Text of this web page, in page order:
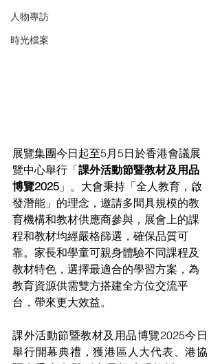
人物專訪
時光檔案
展覽集團今日起至5月5日於香港會議展
覽中心舉行「課外活動節暨教材及用品
博覽2025 」。大會秉持「全人教育，啟
發潛能」的理念，邀請多間具規模的教
育機構和教材供應商參與，展會上的課
程和教材均經嚴格篩選，確保品質可
靠。家長和學童可親身體驗不同課程及
教材特色，選擇最適合的學習方案，為
教育資源供需雙方搭建全方位交流平
台，帶來更大效益。
課外活動節暨教材及用品博覽2025今日
舉行開幕典禮，獲港區人大代表、港協